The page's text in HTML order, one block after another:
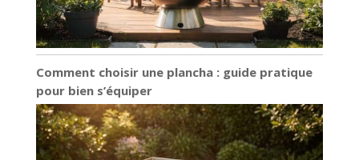
Comment choisir une plancha : guide pratique
pour bien s’équiper